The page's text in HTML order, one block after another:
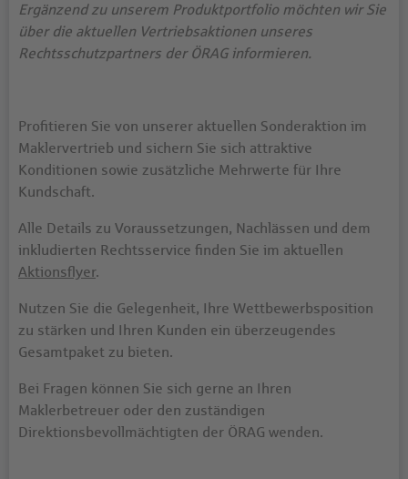
Ergänzend zu unserem Produktportfolio möchten wir Sie
über die aktuellen Vertriebsaktionen unseres
Rechtsschutzpartners der ÖRAG informieren.
Profitieren Sie von unserer aktuellen Sonderaktion im
Maklervertrieb und sichern Sie sich attraktive
Konditionen sowie zusätzliche Mehrwerte für Ihre
Kundschaft.
Alle Details zu Voraussetzungen, Nachlässen und dem
inkludierten Rechtsservice finden Sie im aktuellen
Aktionsflyer.
Nutzen Sie die Gelegenheit, Ihre Wettbewerbsposition
zu stärken und Ihren Kunden ein überzeugendes
Gesamtpaket zu bieten.
Bei Fragen können Sie sich gerne an Ihren
Maklerbetreuer oder den zuständigen
Direktionsbevollmächtigten der ÖRAG wenden.